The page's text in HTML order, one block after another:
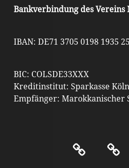
Bankverbindung des Vereins
IBAN: DE71 3705 0198 1935
BIC: COLSDE33XXX
Kreditinstitut: Sparkasse
Empfänger: Marokkanischer
Kontakt